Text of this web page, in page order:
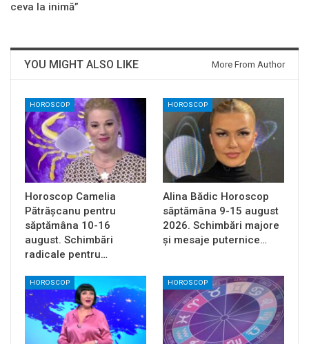
ceva la inimă”
YOU MIGHT ALSO LIKE More From Author
HOROSCOP
Horoscop Camelia
Pătrășcanu pentru
săptămâna 10-16
august. Schimbări
radicale pentru…
HOROSCOP
Alina Bădic Horoscop
săptămâna 9-15 august
2026. Schimbări majore
și mesaje puternice…
HOROSCOP HOROSCOP